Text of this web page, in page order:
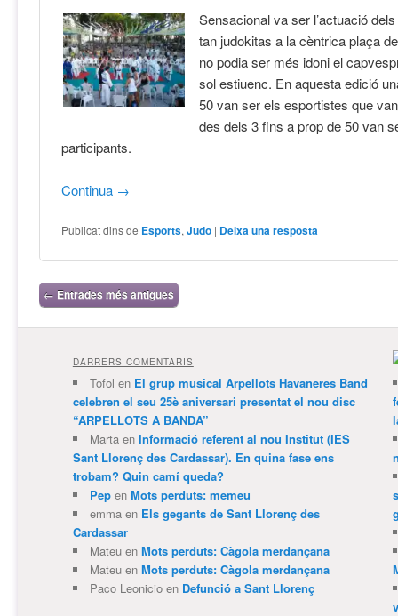
Sensacional va ser l’actuació
tan judokitas a la cèntrica plaça
no podia ser més idoni el
sol estiuenc. En aquesta edició
50 van ser els esportistes que
des dels 3 fins a prop de 50 van
participants.
Continua →
Publicat dins de Esports,Judo | Deixa una resposta
Navegació per les entrades
← Entrades més antigues
DARRERS COMENTARIS
Tofol en El grup musical Arpellots Havaneres Band
celebren el seu 25è aniversari presentat el nou disc
“ARPELLOTS A BANDA”
Martaen Informació referent al nou Institut (IES
Sant Llorenç des Cardassar). En quina fase ens
trobam? Quin camí queda?
Pepen Mots perduts: memeu
emmaen Els gegants de Sant Llorenç des
Cardassar
Mateuen Mots perduts: Càgola merdançana
Mateuen Mots perduts: Càgola merdançana
Paco Leonicioen Defunció a Sant Llorenç